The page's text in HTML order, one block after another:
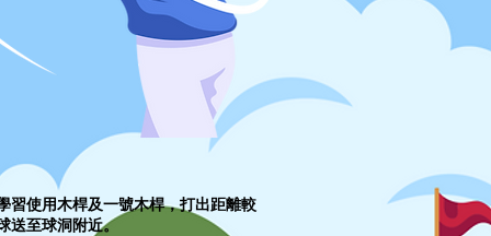
習使用木桿及一號木桿，打出距離較
送至球洞附近。